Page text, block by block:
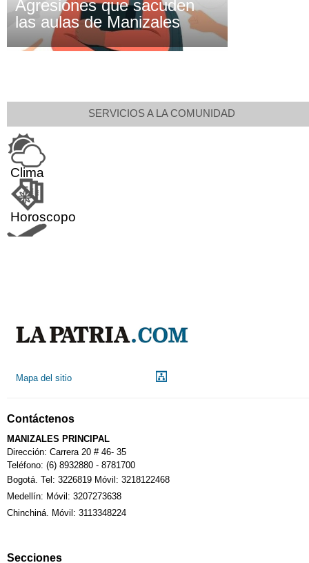
Agresiones que sacuden
las aulas de Manizales
SERVICIOS A LA COMUNIDAD
Clima
Horoscopo
Calendario Tributario
Sudoku
Mapa del sitio
Contáctenos
MANIZALES PRINCIPAL
Dirección: Carrera 20 # 46- 35
Teléfono: (6) 8932880 - 8781700
Bogotá. Tel: 3226819 Móvil: 3218122468
Medellín: Móvil: 3207273638
Chinchiná. Móvil: 3113348224